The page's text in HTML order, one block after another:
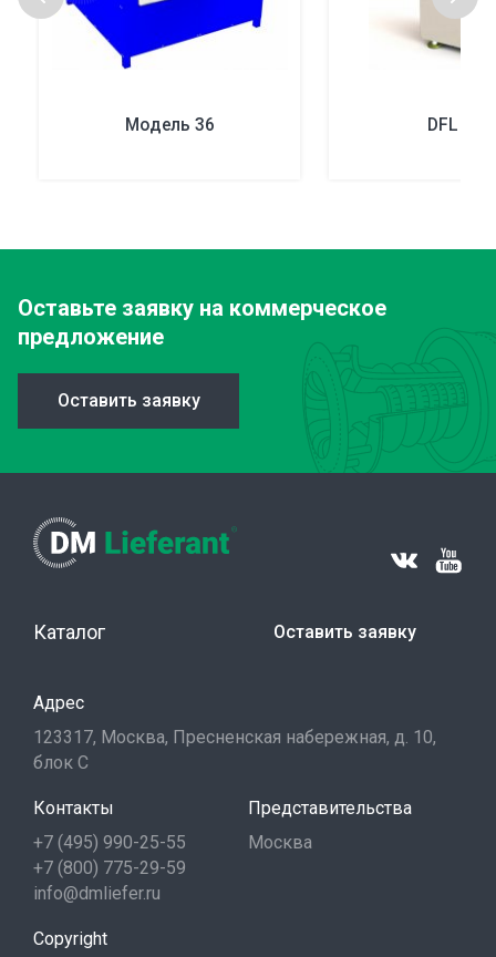
Модель 36 DFL 400
Оставьте заявку на коммерческое
предложение
Оставить заявку
Каталог Оставить заявку
Адрес
123317, Москва, Пресненская набережная, д. 10,
блок С
Контакты
+7 (495) 990-25-55
+7 (800) 775-29-59
info@dmliefer.ru
Представительства
Москва
Copyright